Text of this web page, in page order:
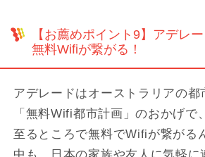
【お薦めポイント9】アデレ
無料Wifiが繋がる！
アデレードはオーストラリアの都
「無料Wifi都市計画」のおかげで
至るところで無料でWifiが繋がる
中も、日本の家族や友人に気軽に